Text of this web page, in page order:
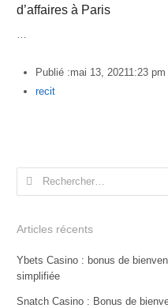
d’affaires à Paris
Publié :mai 13, 20211:23 pm
Author
recit
Rechercher :
Articles récents
Ybets Casino : bonus de
simplifiée
Snatch Casino : Bonus de